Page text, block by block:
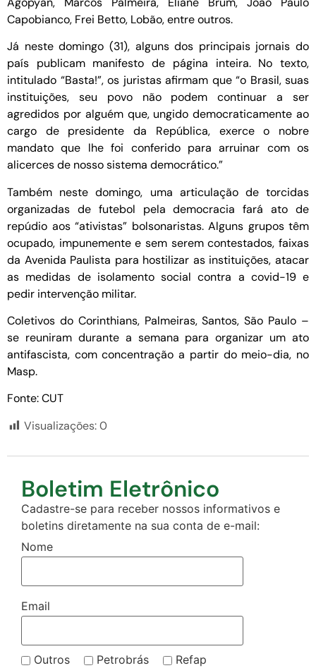
Capobianco, Frei Betto, Lobão, entre outros.
Já neste domingo (31), alguns dos principais jornais do
país publicam manifesto de página inteira. No texto,
intitulado “Basta!”, os juristas afirmam que “o Brasil, suas
instituições, seu povo não podem continuar a ser
agredidos por alguém que, ungido democraticamente ao
cargo de presidente da República, exerce o nobre
mandato que lhe foi conferido para arruinar com os
alicerces de nosso sistema democrático.”
Também neste domingo, uma articulação de torcidas
organizadas de futebol pela democracia fará ato de
repúdio aos “ativistas” bolsonaristas. Alguns grupos têm
ocupado, impunemente e sem serem contestados, faixas
da Avenida Paulista para hostilizar as instituições, atacar
as medidas de isolamento social contra a covid-19 e
pedir intervenção militar.
Coletivos do Corinthians, Palmeiras, Santos, São Paulo –
se reuniram durante a semana para organizar um ato
antifascista, com concentração a partir do meio-dia, no
Masp.
Fonte: CUT
Visualizações:0
Boletim Eletrônico
Cadastre-se para receber nossos informativos e
boletins diretamente na sua conta de e-mail:
Nome
Email
Outros Petrobrás
Refap